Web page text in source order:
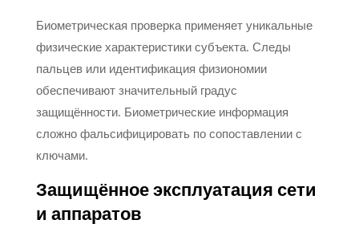
Биометрическая проверка применяет уникальные
физические характеристики субъекта. Следы
пальцев или идентификация физиономии
обеспечивают значительный градус
защищённости. Биометрические информация
сложно фальсифицировать по сопоставлении с
ключами.
Защищённое эксплуатация сети
и аппаратов